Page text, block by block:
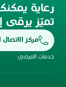
رعاية
تميّز يرقى
مركز الاتصال
خدمات المرضى